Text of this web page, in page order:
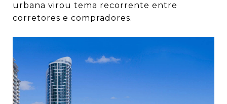
urbana virou tema recorrente entre
corretores e compradores.